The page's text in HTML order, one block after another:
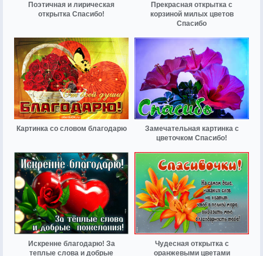
Поэтичная и лирическая
открытка Спасибо!
Прекрасная открытка с
корзиной милых цветов
Спасибо
Картинка со словом благодарю
Замечательная картинка с
цветочком Спасибо!
Искренне благодарю! За
теплые слова и добрые
Чудесная открытка с
оранжевыми цветами